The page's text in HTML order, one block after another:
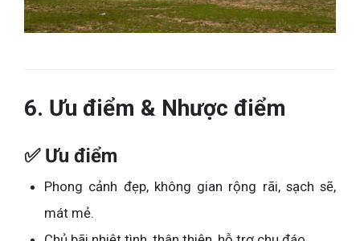
6. Ưu điểm & Nhược điểm
✅ Ưu điểm
Phong cảnh đẹp, không gian rộng rãi, sạch sẽ,
mát mẻ.